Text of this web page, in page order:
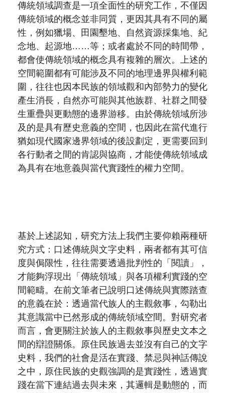
傳統領域調查是一項全面性的研究工作，不僅因
傳統領域的概念並非同質，更因其具有不同的屬
性，例如獵場、田園墾地、自然資源採集地、紀
念地、起源地……等；或者處於不同的時間帶，
都會使傳統領域的概念具有複雜的層次。上述的
空間範圍都有可能涉及不同的地理邊界與權利範
圍，往往也因本民族的領域觀和內部勢力的變化
產生消長，自然亦可能與其他族群、社群之間發
生重疊與更動態的邊界游移。由於傳統領域所涉
及的是具有歷史意義的空間，也因此在當代進行
猶如現代國家邊界領域的後設劃定，更需要回到
各行動者之間的肯認與協商，才能使傳統領域成
為具有在地意義與當代實踐性的權力空間。
基於上述認知，研究方法上我們主要仰賴兩種研
究方式：口述傳統與文字史料，兩者都有其可信
度與侷限性，往往需要透過批判性的「閱讀」，
才能夠浮現出「傳統領域」與各項權利實踐的空
間範疇。在前文筆者已說明口述傳統與實際踏查
的意義在於：透過當代族人的主觀敘事，勾勒出
其意識當中已然形成的傳統領域空間。對研究者
而言，會更關注於族人的主觀敘事與歷史文本之
間的辯證關係。原住民族過去並沒有自己的文字
史料，我們的社會是活在實踐、禁忌與神話傳說
之中，原住民族的史觀強調的是實踐性，透過實
踐在當下連結過去與未來，其邏輯是動態的，而